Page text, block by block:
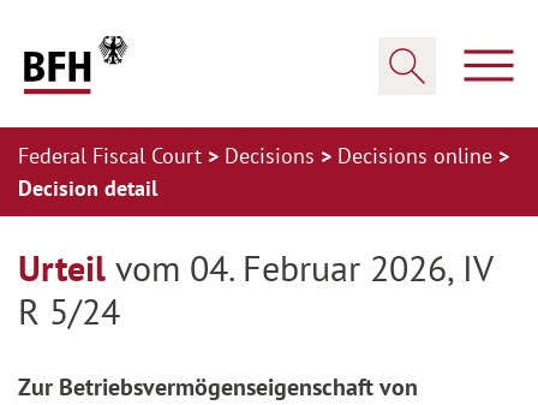
Federal Fiscal Court Decisions
Decisions online
Decision detail
Urteil vom 04. Februar 2026, IV
R 5/24
Zur Betriebsvermögenseigenschaft von